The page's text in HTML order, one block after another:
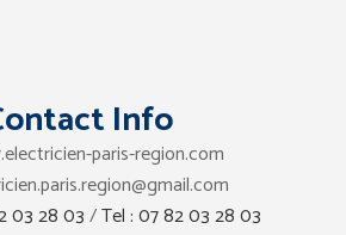
Info
paris-region.com
03 28 03/Tel : 07 82 03 28 03